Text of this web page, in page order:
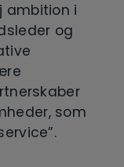
ambition i
og
som